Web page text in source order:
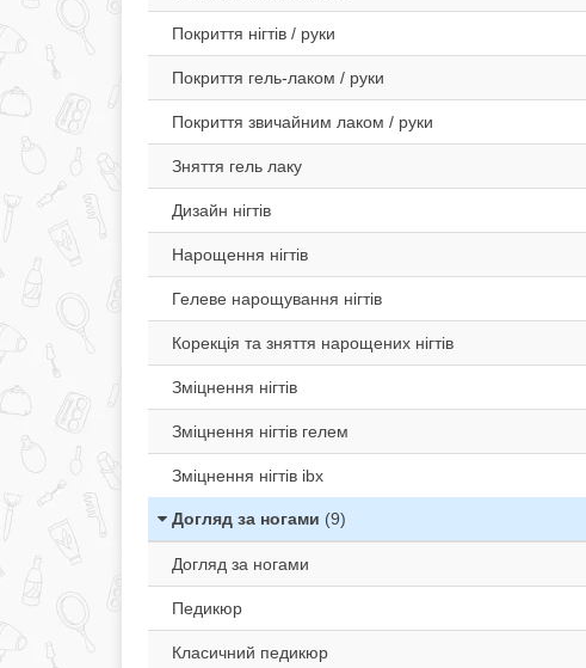
Покриття нігтів / руки
Покриття гель-лаком / руки
Покриття звичайним лаком / руки
Зняття гель лаку
Дизайн нігтів
Нарощення нігтів
Гелеве нарощування нігтів
Корекція та зняття нарощених нігтів
Зміцнення нігтів
Зміцнення нігтів гелем
Зміцнення нігтів ibx
Догляд за ногами (9)
Догляд за ногами
Педикюр
Класичний педикюр